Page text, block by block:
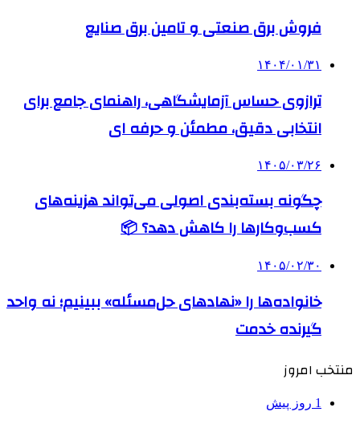
فروش برق صنعتی و تامین برق صنایع
۱۴۰۴/۰۱/۳۱
ترازوی حساس آزمایشگاهی، راهنمای جامع برای
انتخابی دقیق، مطمئن و حرفه ای
۱۴۰۵/۰۳/۲۶
چگونه بسته‌بندی اصولی می‌تواند هزینه‌های
کسب‌وکارها را کاهش دهد؟ 📦
۱۴۰۵/۰۲/۳۰
خانواده‌ها را «نهادهای حل‌مسئله» ببینیم؛ نه واحد
گیرنده خدمت
منتخب امروز
1 روز پیش